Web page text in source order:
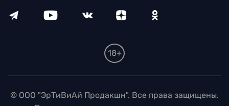
18+
© ООО "ЭрТиВиАй Продакшн". Все права защищены.